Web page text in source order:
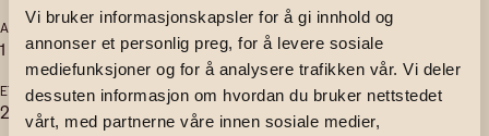
Vi bruker informasjonskapsler for å gi innhold og
annonser et personlig preg, for å levere sosiale
mediefunksjoner og for å analysere trafikken vår. Vi deler
dessuten informasjon om hvordan du bruker nettstedet
vårt, med partnerne våre innen sosiale medier,
ANTALL SOVEROM
1
ANTALL BAD
1
ETASJE
2
BYGGEÅR
2024